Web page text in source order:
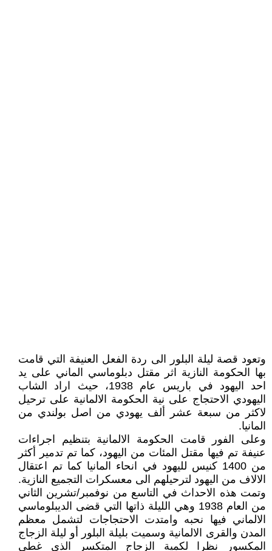
وتعود قصة ليلة البلور الى ردة الفعل العنيفة التي قامت
بها الحكومة النازية اثر مقتل دبلوماسي الماني على يد
احد اليهود في باريس عام 1938، حيث اراد الشاب
اليهودي الاحتجاج على نية الحكومة الالمانية على ترحيل
لاكثر من سبعة عشر ألف يهودي من اصل بولندي من
المانيا.
وعلى الفور قامت الحكومة الالمانية بتنظيم اجراءات
عنيفة تم فيها مقتل المئات من اليهود، كما تم تدمير أكثر
من 1400 كنيس لليهود في انحاء المانيا كما تم اعتقال
الالاف من اليهود لترحيلهم الى معسكرات التجميع النازية.
وتمت هذه الاحداث في التاسع من نوفمبر/تشرين الثاني
من العام 1938 وهي الليلة ذاتها التي قضى الديبلوماسي
الالماني فيها نحبه وامتدت الاحتجاجات لتشمل معظم
المدن والقرى الالمانية وسميت بليلة البلور أو ليلة الزجاج
المكسور نظرا لكمية الزجاج المتكسر الذي غطى